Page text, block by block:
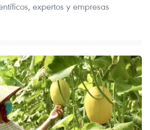
expertos y empresas